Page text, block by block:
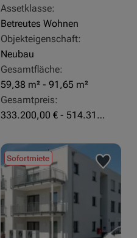
Assetklasse:
Betreutes Wohnen
Objekteigenschaft:
Neubau
Gesamtfläche:
59,38 m² - 91,65 m²
Gesamtpreis:
333.200,00 € - 514.310,00 €
Sofortmiete